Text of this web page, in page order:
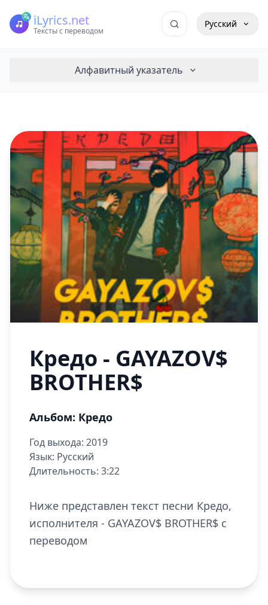
iLyrics.net
Тексты с переводом
Русский
Алфавитный указатель
Кредо - GAYAZOV$
BROTHER$
Альбом: Кредо
Год выхода: 2019
Язык: Русский
Длительность: 3:22
Ниже представлен текст песни Кредо,
исполнителя - GAYAZOV$ BROTHER$ с
переводом